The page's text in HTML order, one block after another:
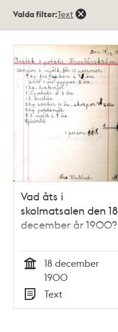
träffar
Valda filter:Text
Vad åts i
skolmatsalen den 18
december år 1900?
18 december
1900
Typ
Text